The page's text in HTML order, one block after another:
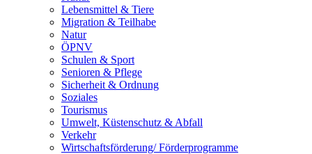
Lebensmittel & Tiere
Migration & Teilhabe
Natur
ÖPNV
Schulen & Sport
Senioren & Pflege
Sicherheit & Ordnung
Soziales
Tourismus
Umwelt, Küstenschutz & Abfall
Verkehr
Wirtschaftsförderung/ Förderprogramme